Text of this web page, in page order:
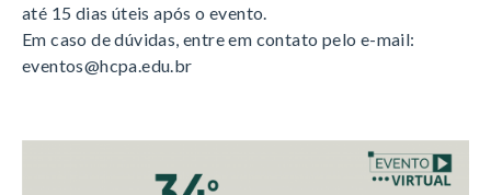
até 15 dias úteis após o evento.
Em caso de dúvidas, entre em contato pelo e-mail:
eventos@hcpa.edu.br